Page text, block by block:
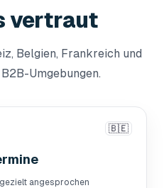
vertraut
Belgien, Frankreich und
Umgebungen.
🇧🇪
angesprochen